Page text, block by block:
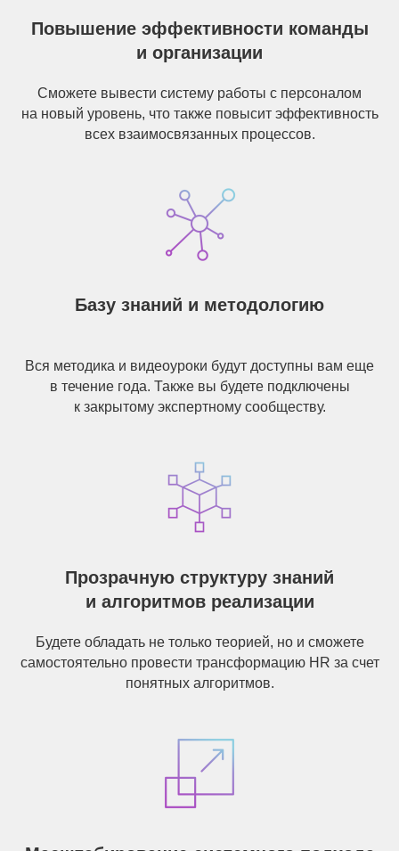
Повышение эффективности команды
и организации
Сможете вывести систему работы с персоналом
на новый уровень, что также повысит эффективность
всех взаимосвязанных процессов.
Базу знаний и методологию
Вся методика и видеоуроки будут доступны вам еще
в течение года. Также вы будете подключены
к закрытому экспертному сообществу.
Прозрачную структуру знаний
и алгоритмов реализации
Будете обладать не только теорией, но и сможете
самостоятельно провести трансформацию HR за счет
понятных алгоритмов.